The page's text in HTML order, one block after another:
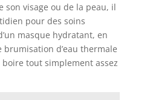
son visage ou de la peau, il
pour des soins
masque hydratant, en
brumisation d’eau thermale
tout simplement assez